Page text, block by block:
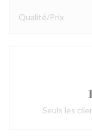
Qualité/Prix
Seuls les